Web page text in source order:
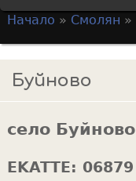
e
r
c
h
f
r
с
и
o
u
r
e
Начало » Смолян »
Буйново
село Буйново
EKATTE: 06879